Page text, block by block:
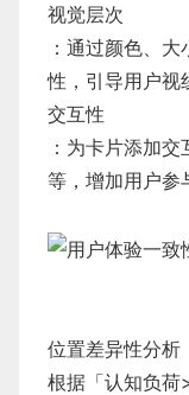
视觉层次
：通过颜色、
性，引导用户视
交互性
：为卡片添加
等，增加用户参
位置差异性分析
根据「认知负荷